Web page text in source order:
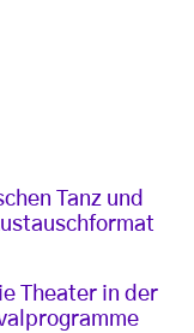
Tanz und
Theater in der